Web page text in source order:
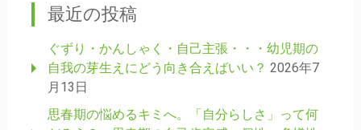
最近の投稿
ぐずり・かんしゃく・自己主張・・・幼児期の
自我の芽生えにどう向き合えばいい？ 2026年7
月13日
思春期の悩めるキミへ。「自分らしさ」って何